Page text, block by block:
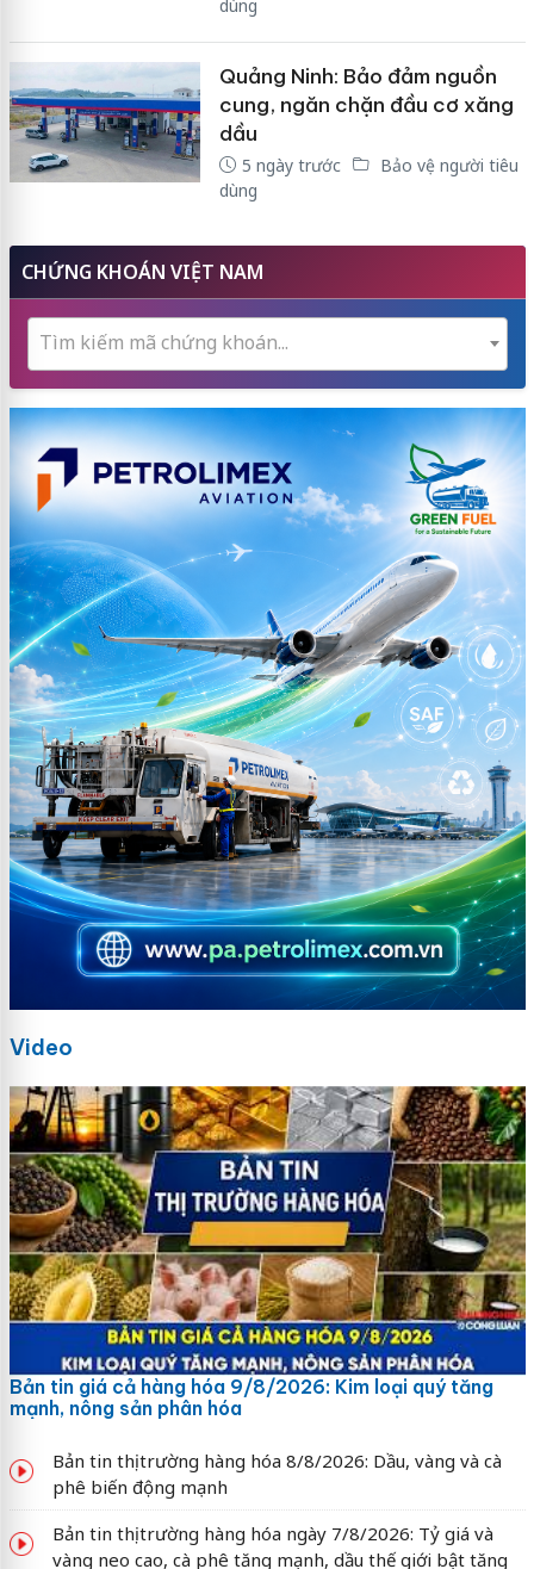
dùng
Quảng Ninh: Bảo đảm nguồn
cung, ngăn chặn đầu cơ xăng
dầu
5 ngày trước
Bảo vệ người tiêu
dùng
CHỨNG KHOÁN VIỆT NAM
Tìm kiếm mã chứng khoán...
Video
Bản tin giá cả hàng hóa 9/8/2026: Kim loại quý tăng
mạnh, nông sản phân hóa
Bản tin thị trường hàng hóa 8/8/2026: Dầu, vàng và cà
phê biến động mạnh
Bản tin thị trường hàng hóa ngày 7/8/2026: Tỷ giá và
vàng neo cao, cà phê tăng mạnh, dầu thế giới bật tăng